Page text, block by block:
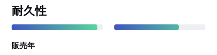
耐久性
販売年